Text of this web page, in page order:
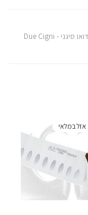
סכיני דואו סיגני - Due Cigni
אזל במלאי